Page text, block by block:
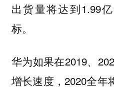
出货量将达到1.99
标。
华为如果在2019、
增长速度，2020全年